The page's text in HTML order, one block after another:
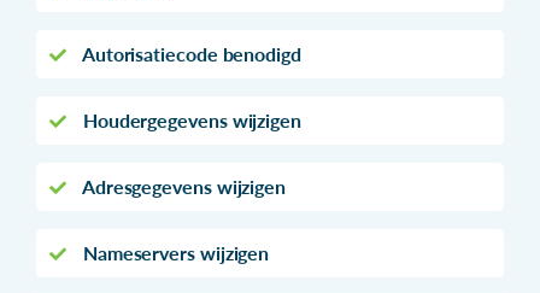
Autorisatiecode benodigd
Houdergegevens wijzigen
Adresgegevens wijzigen
Nameservers wijzigen